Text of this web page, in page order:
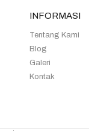
INFORMASI
Tentang Kami
Blog
Galeri
Kontak